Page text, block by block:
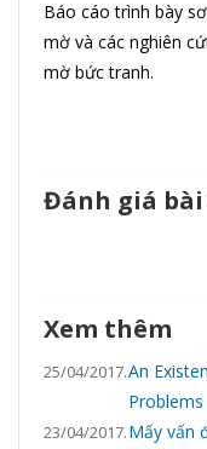
Báo cáo trình bày
mờ và các nghiên
mờ bức tranh.
Đánh giá
Xem thêm
25/04/2017.An
Problems
23/04/2017.Mấy vấn